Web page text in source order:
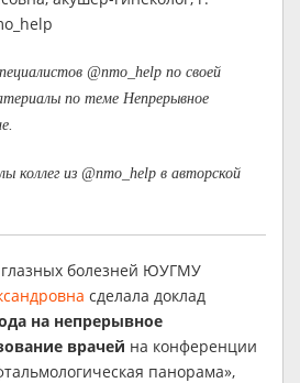
@nmo_help по своей
по теме Непрерывное
коллег из @nmo_help в авторской
болезней ЮУГМУ
сделала доклад
на непрерывное
врачей на конференции
панорама»,